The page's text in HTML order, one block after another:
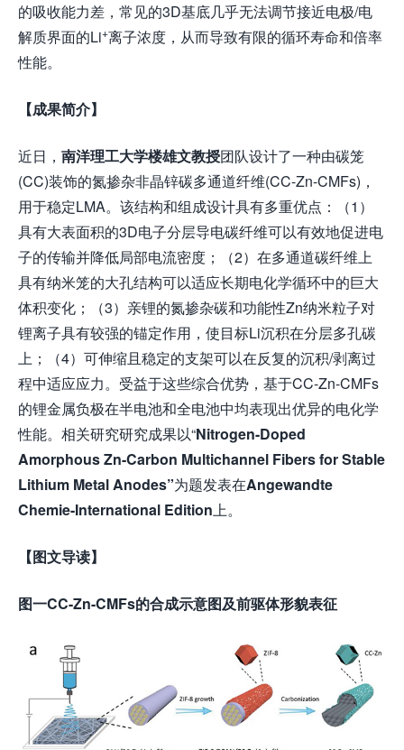
的吸收能力差，常见的3D基底几乎无法调节接近电极/电
解质界面的Li+离子浓度，从而导致有限的循环寿命和倍率
性能。
【成果简介】
近日， 南洋理工大学楼雄文教授团队设计了一种由碳笼
(CC)装饰的氮掺杂非晶锌碳多通道纤维(CC-Zn-CMFs)，
用于稳定LMA。该结构和组成设计具有多重优点：（1）
具有大表面积的3D电子分层导电碳纤维可以有效地促进电
子的传输并降低局部电流密度；（2）在多通道碳纤维上
具有纳米笼的大孔结构可以适应长期电化学循环中的巨大
体积变化；（3）亲锂的氮掺杂碳和功能性Zn纳米粒子对
锂离子具有较强的锚定作用，使目标Li沉积在分层多孔碳
上；（4）可伸缩且稳定的支架可以在反复的沉积/剥离过
程中适应应力。受益于这些综合优势，基于CC-Zn-CMFs
的锂金属负极在半电池和全电池中均表现出优异的电化学
性能。相关研究研究成果以“Nitrogen-Doped
Amorphous Zn-Carbon Multichannel Fibers for Stable
Lithium Metal Anodes”为题发表在Angewandte
Chemie-International Edition上。
【图文导读】
图一CC-Zn-CMFs的合成示意图及前驱体形貌表征